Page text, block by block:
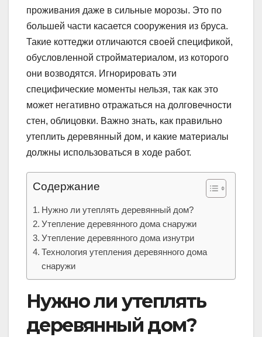
проживания даже в сильные морозы. Это по
большей части касается сооружения из бруса.
Такие коттеджи отличаются своей спецификой,
обусловленной стройматериалом, из которого
они возводятся. Игнорировать эти
специфические моменты нельзя, так как это
может негативно отражаться на долговечности
стен, облицовки. Важно знать, как правильно
утеплить деревянный дом, и какие материалы
должны использоваться в ходе работ.
Содержание
Нужно ли утеплять деревянный дом?
Утепление деревянного дома снаружи
Утепление деревянного дома изнутри
Технология утепления деревянного дома
снаружи
Нужно ли утеплять
деревянный дом?